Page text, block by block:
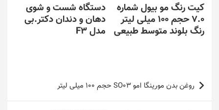
کیت رنگ مو بیول شماره
7.0 حجم 100 میلی لیتر
رنگ بلوند متوسط طبیعی
دستگاه شست و شوی
دهان و دندان دکتر.بی
مدل F3
راهبری
نوشته
روغن بدن مورینگا امو SO03 حجم 100 میلی لیتر